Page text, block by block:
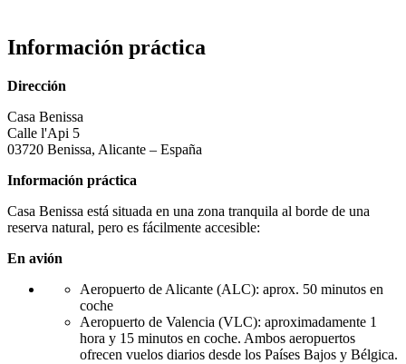
Información práctica
Dirección
Casa Benissa
Calle l'Api 5
03720 Benissa, Alicante – España
Información práctica
Casa Benissa está situada en una zona tranquila al borde de una
reserva natural, pero es fácilmente accesible:
En avión
Aeropuerto de Alicante (ALC): aprox. 50 minutos en
coche
Aeropuerto de Valencia (VLC): aproximadamente 1
hora y 15 minutos en coche. Ambos aeropuertos
ofrecen vuelos diarios desde los Países Bajos y Bélgica.